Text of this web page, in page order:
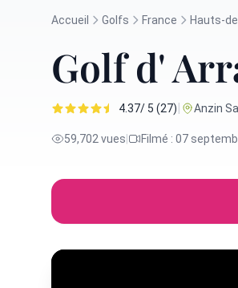
Accueil Golfs France Hauts-
Golf d'
4.37/ 5 (27)| Anzin
59,702 vues Filmé : 07